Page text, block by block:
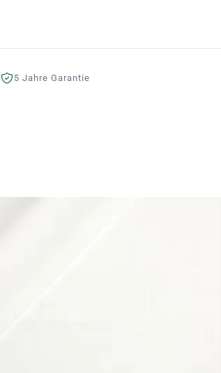
5 Jahre Garantie